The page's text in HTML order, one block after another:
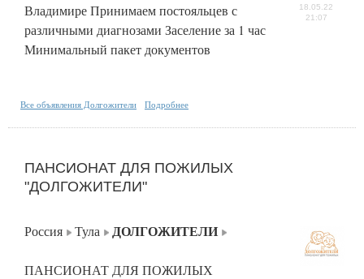
Владимире Принимаем постояльцев с
различными диагнозами Заселение за 1 час
Минимальный пакет документов
18.05.22
21:07
Все объявления Долгожители Подробнее
ПАНСИОНАТ ДЛЯ ПОЖИЛЫХ
"ДОЛГОЖИТЕЛИ"
Россия Тула ДОЛГОЖИТЕЛИ
ПАНСИОНАТ ДЛЯ ПОЖИЛЫХ